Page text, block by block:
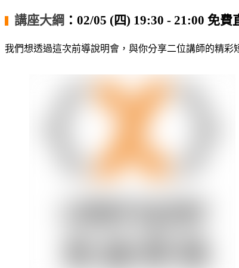
講座大綱 ：02/05 (四) 19:30 - 21:00 免費
我們想透過這次前導說明會，與你分享二位講師的精彩